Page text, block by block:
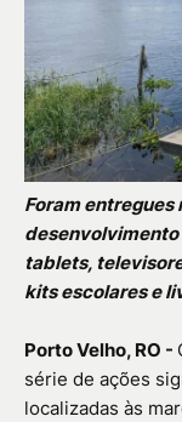
Foram entregues
tablets,
kits escolares e
Porto Velho, RO -
série de ações
localizadas às